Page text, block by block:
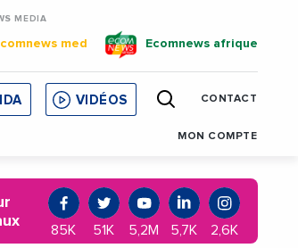
MEDIA
med Ecomnews afrique
CATALOGNE
VIDÉOS CONTACT
MON COMPTE
85K 51K 5,2M 5,7K 2,6K